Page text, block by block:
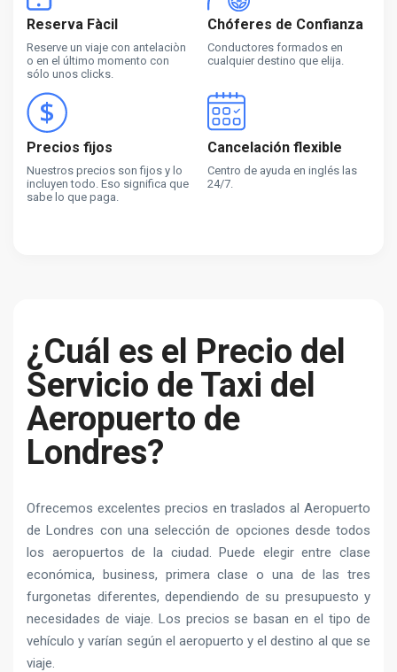
Reserva Fàcil
Reserve un viaje con antelaciòn
o en el último momento con
sólo unos clicks.
Chóferes de Confianza
Conductores formados en
cualquier destino que elija.
Precios fijos
Nuestros precios son fijos y lo
incluyen todo. Eso significa que
sabe lo que paga.
Cancelación flexible
Centro de ayuda en inglés las
24/7.
¿Cuál es el Precio del
Servicio de Taxi del
Aeropuerto de
Londres?
Ofrecemos excelentes precios en traslados al Aeropuerto
de Londres con una selección de opciones desde todos
los aeropuertos de la ciudad. Puede elegir entre clase
económica, business, primera clase o una de las tres
furgonetas diferentes, dependiendo de su presupuesto y
necesidades de viaje. Los precios se basan en el tipo de
vehículo y varían según el aeropuerto y el destino al que se
viaje.